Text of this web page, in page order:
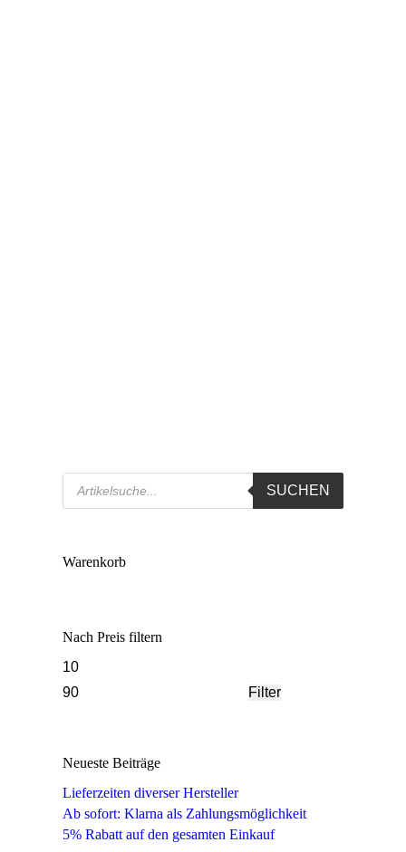
Products
search
SUCHEN
Warenkorb
Nach Preis filtern
Min.
Filter
Neueste Beiträge
Lieferzeiten diverser Hersteller
Ab sofort: Klarna als Zahlungsmöglichkeit
5% Rabatt auf den gesamten Einkauf